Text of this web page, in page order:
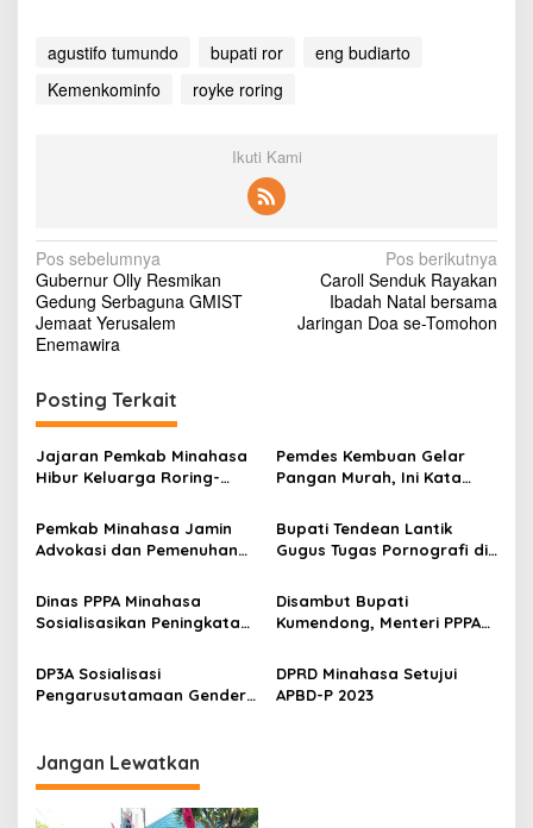
agustifo tumundo bupati ror
eng budiarto
Kemenkominfo
royke roring
Ikuti Kami
N
a
v
i
g
a
s
i
p
o
s
Pos sebelumnya
Gubernur Olly Resmikan
Gedung Serbaguna GMIST
Jemaat Yerusalem
Enemawira
Pos berikutnya
Caroll Senduk Rayakan
Ibadah Natal bersama
Jaringan Doa se-Tomohon
Posting Terkait
Jajaran Pemkab Minahasa
Hibur Keluarga Roring-
Pemdes Kembuan Gelar
Pangan Murah, Ini Kata
Pemkab Minahasa Jamin
Advokasi dan Pemenuhan
Bupati Tendean Lantik
Gugus Tugas Pornografi di
Dinas PPPA Minahasa
Sosialisasikan Peningkatan
Perempuan
Disambut Bupati
Kumendong, Menteri PPPA
Program MELASI Sangat
Spesial
DP3A Sosialisasi
Pengarusutamaan Gender
DPRD Minahasa Setujui
APBD-P 2023
Jangan Lewatkan